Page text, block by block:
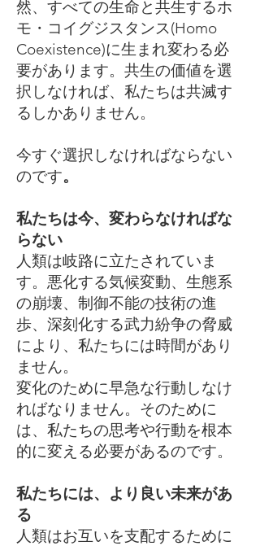
然、すべての生命と共生するホ
モ・コイグジスタンス(Homo
Coexistence)に生まれ変わる必
要があります。共生の価値を選
択しなければ、私たちは共滅す
るしかありません。
今すぐ選択しなければならない
のです。
私たちは今、変わらなければな
らない
人類は岐路に立たされていま
す。悪化する気候変動、生態系
の崩壊、制御不能の技術の進
歩、深刻化する武力紛争の脅威
により、私たちには時間があり
ません。
変化のために早急な行動しなけ
ればなりません。そのために
は、私たちの思考や行動を根本
的に変える必要があるのです。
私たちには、より良い未来があ
る
人類はお互いを支配するために